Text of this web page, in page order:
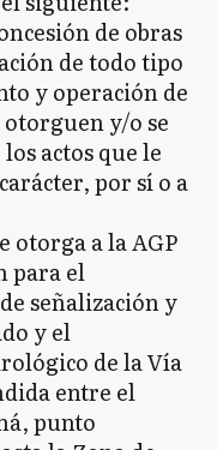
de obras
de todo tipo
y operación de
otorguen y/o se
actos que le
por sí o a
otorga a la AGP
para el
señalización y
y el
de la Vía
entre el
punto